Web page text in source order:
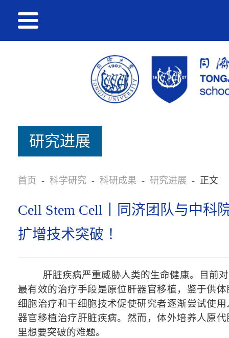
研究进展
首页 - 科学研究 - 科研成果 - 研究进展 - 正文
Cell Stem Cell丨同济团队与中科
扩增技术突破 ！
肝脏疾病严重威胁人类的生命健康。目前
最有效的治疗手段是原位肝器官移植，鉴于供
细胞治疗和干细胞技术促使研究者逐渐尝试使
器官移植治疗肝脏疾病。然而，体外培养人原
里想要突破的难题。